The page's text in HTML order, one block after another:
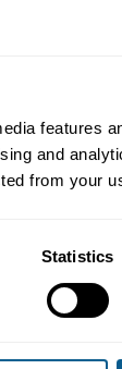
features
and
from your
Statistics
de
y de alta
complejidad